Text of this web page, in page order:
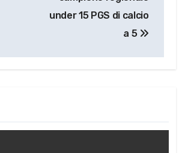
under 15 PGS di calcio
a 5